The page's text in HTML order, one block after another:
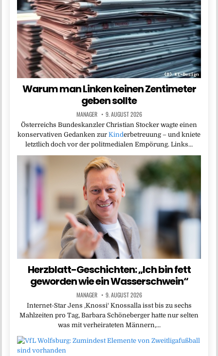
Warum man Linken keinen Zentimeter
geben sollte
MANAGER 9. AUGUST 2026
Österreichs Bundeskanzler Christian Stocker wagte einen
konservativen Gedanken zur Kinderbetreuung – und kniete
letztlich doch vor der politmedialen Empörung. Links…
Herzblatt-Geschichten: „Ich bin fett
geworden wie ein Wasserschwein“
MANAGER 9. AUGUST 2026
Internet-Star Jens ,Knossi‘ Knossalla isst bis zu sechs
Mahlzeiten pro Tag, Barbara Schöneberger hatte nur selten
was mit verheirateten Männern,…